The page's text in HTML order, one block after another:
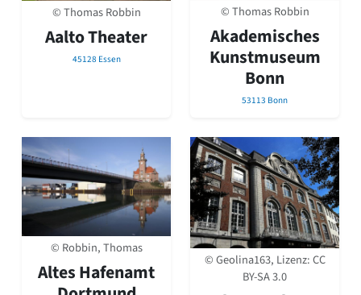
David Chipperfield
Gottfried Böhm
Schneider von Esleben
Auszeichnung vorbildlicher Bauten NRW 2020
Epochen
Gesamtübersicht...
Gegenwart
Postmoderne
1950er-70er Jahre
Moderne
Reformarchitektur
Jugendstil
Historismus
© Thomas Robbin
Aalto Theater
45128 Essen
© Thomas Robbin
Akademisches
Kunstmuseum
Bonn
53113 Bonn
© Robbin, Thomas
Altes Hafenamt
© Geolina163, Lizenz:CC
BY-SA 3.0